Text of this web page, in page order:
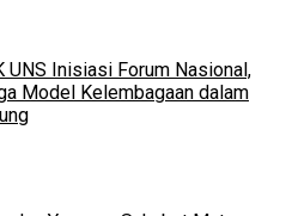
UNS Inisiasi Forum Nasional,
Model Kelembagaan dalam